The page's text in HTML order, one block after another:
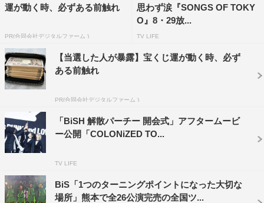
＜WEB＞
特設サイト：https://codbish.jp/
「Call of Duty: Mobile」公式サイト：
https://www.callofduty.com/ja/mobile
運が動く時、必ずある前触れ
PR(合同会社デジタルファーム )
思わず涙『SONGS OF TOKY
O』8・29放...
TV LIFE
【当選した人が暴露】宝くじ運が動く時、必ず
ある前触れ
PR(合同会社デジタルファーム )
「BiSH 解散パーチー 開会式」アフタームービ
ー公開「COLONiZED TO...
TV LIFE
BiS「1つのターニングポイントになった大切な
場所」熊本で全26公演完売の全国ツ...